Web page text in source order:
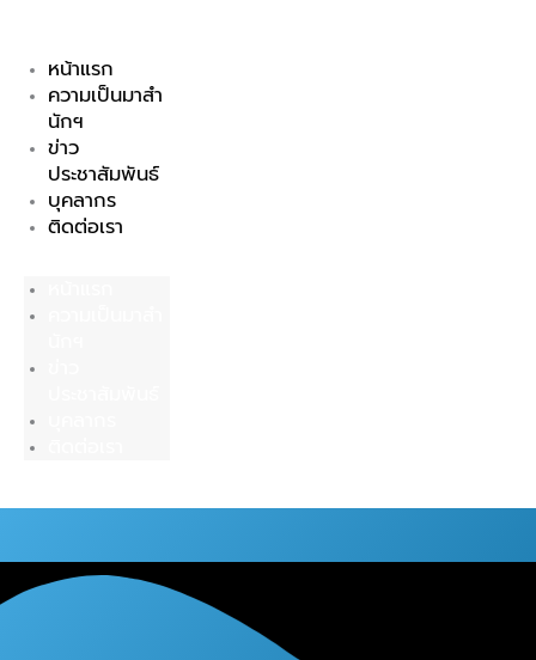
contentหน้าแรก
ความเป็นมาสำ
นักฯ
ข่าว
ประชาสัมพันธ์
บุคลากร
ติดต่อเรา